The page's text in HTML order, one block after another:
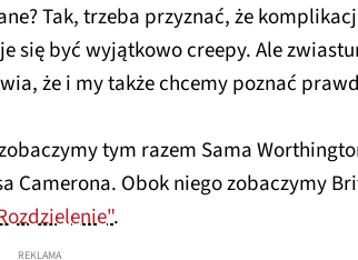
Tak, trzeba przyznać, że
się być wyjątkowo creepy. Ale
że i my także chcemy poznać
tym razem Sama
Camerona. Obok niego zobaczymy
.